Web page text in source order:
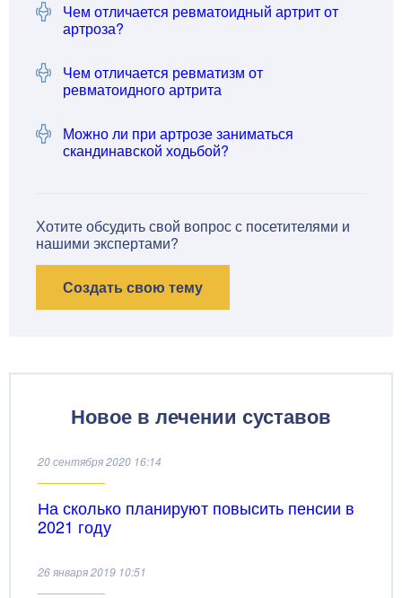
Чем отличается ревматоидный артрит от
артроза?
Чем отличается ревматизм от
ревматоидного артрита
Можно ли при артрозе заниматься
скандинавской ходьбой?
Хотите обсудить свой вопрос с посетителями и
нашими экспертами?
Создать свою тему
Новое в лечении суставов
20 сентября 2020 16:14
На сколько планируют повысить пенсии в
2021 году
26 января 2019 10:51